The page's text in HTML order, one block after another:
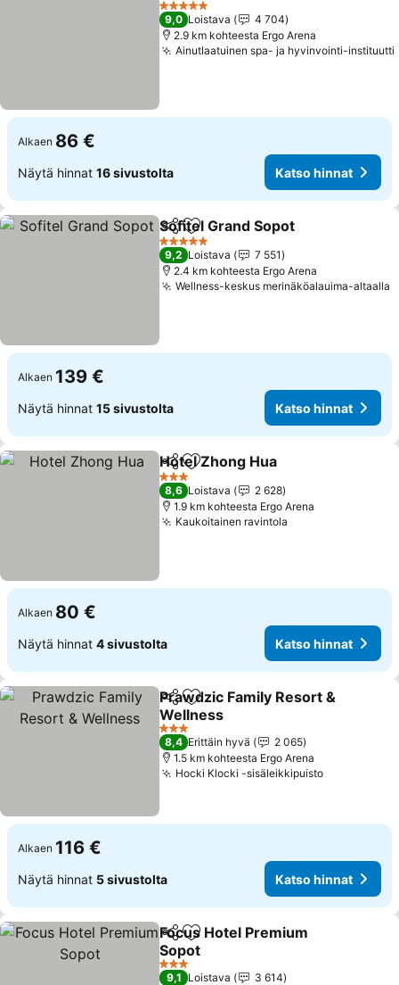
5 Tähtiluokitus
9,0 Loistava
4 704
2.9 km kohteesta Ergo Arena
Ainutlaatuinen spa- ja hyvinvointi-instituutti
Alkaen 86 €
Näytä hinnat 16 sivustolta Katso hinnat
Jaa Lisää suosikkeihin
Sofitel Grand Sopot
5 Tähtiluokitus
9,2 Loistava
7 551
2.4 km kohteesta Ergo Arena
Wellness-keskus merinäköalauima-altaalla
Alkaen 139 €
Näytä hinnat 15 sivustolta Katso hinnat
Jaa Lisää suosikkeihin
Hotel Zhong Hua
3 Tähtiluokitus
8,6 Loistava
2 628
1.9 km kohteesta Ergo Arena
Kaukoitainen ravintola
Alkaen 80 €
Näytä hinnat 4 sivustolta Katso hinnat
Jaa Lisää suosikkeihin
Prawdzic Family Resort &
Wellness
Katso hinnat
3 Tähtiluokitus
8,4 Erittäin hyvä
2 065
1.5 km kohteesta Ergo Arena
Hocki Klocki -sisäleikkipuistoKatso
Alkaen 116 €
Näytä hinnat 5 sivustolta Katso hinnat
Jaa Lisää suosikkeihin
Focus Hotel Premium
Sopot
Katso hinnat
3 Tähtiluokitus
9,1 Loistava
3 614